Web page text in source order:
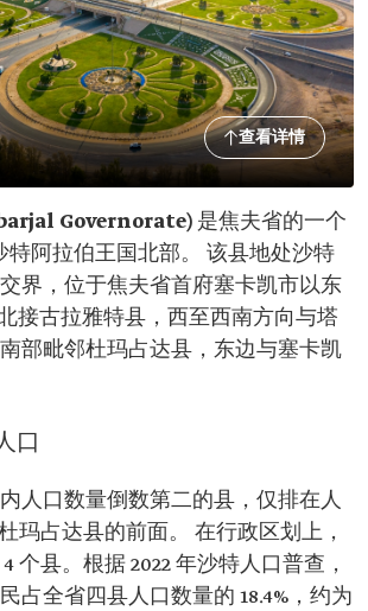
查看详情
Governorate) 是焦夫省的一个
特阿拉伯王国北部。 该县地处沙特
界，位于焦夫省首府塞卡凯市以东
接古拉雅特县，西至西南方向与塔
部毗邻杜玛占达县，东边与塞卡凯
口
人口数量倒数第二的县，仅排在人
玛占达县的前面。 在行政区划上，
个县。根据 2022 年沙特人口普查，
占全省四县人口数量的 18.4%，约为